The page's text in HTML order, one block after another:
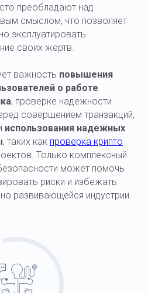
преобладают над
смыслом, что позволяет
эксплуатировать
своих жертв.
важность повышения
о работе
, проверке надежности
совершением транзакций,
использования надежных
, таких как проверка крипто
Только комплексный
может помочь
риски и избежать
развивающейся индустрии.